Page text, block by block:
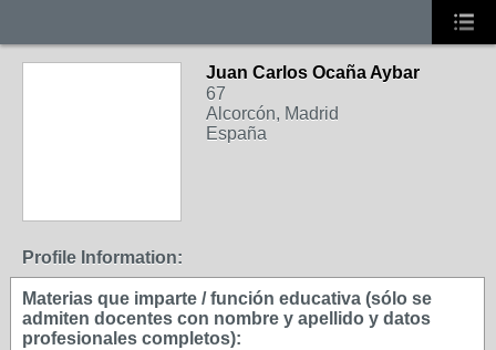
Juan Carlos Ocaña Aybar
67
Alcorcón, Madrid
España
Profile Information:
Materias que imparte / función educativa (sólo se
admiten docentes con nombre y apellido y datos
profesionales completos):